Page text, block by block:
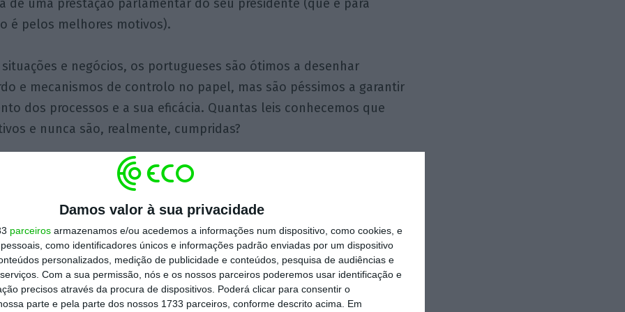
Damos valor à sua privacidade
parceiros armazenamos e/ou acedemos a informações num dispositivo, como cookies, e
como identificadores únicos e informações padrão enviadas por um dispositivo
personalizados, medição de publicidade e conteúdos, pesquisa de audiências e
Com a sua permissão, nós e os nossos parceiros poderemos usar identificação e
precisos através da procura de dispositivos. Poderá clicar para consentir o
parte e pela parte dos nossos 1733 parceiros, conforme descrito acima. Em
de uma prestação parlamentar do seu presidente (que é para
é pelos melhores motivos).
e negócios, os portugueses são ótimos a desenhar
e mecanismos de controlo no papel, mas são péssimos a garantir
dos processos e a sua eficácia. Quantas leis conhecemos que
e nunca são, realmente, cumpridas?
notícia do Público sobre a venda de imóveis do Novo Banco a um
nas ilhas Caimão, há coisas por explicar, e outras que se auto-
últimas: A venda daquela carteira de imóveis — 5.355 imóveis que
8.486 frações — por 364 milhões de euros, abaixo dos 641 milhões
nas contas em termos brutos e, mesmo contando com as